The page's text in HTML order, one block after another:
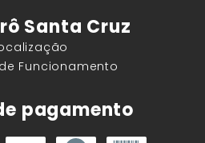
Santa Cruz
Funcionamento
pagamento